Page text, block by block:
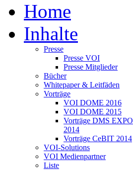
Home
Inhalte
Presse
Presse VOI
Presse Mitglieder
Bücher
Whitepaper & Leitfäden
Vorträge
VOI DOME 2016
VOI DOME 2015
Vorträge DMS EXPO
2014
Vorträge CeBIT 2014
VOI-Solutions
VOI Medienpartner
Liste